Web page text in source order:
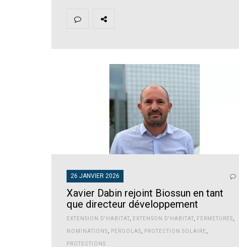
26 JANVIER 2026
Xavier Dabin rejoint Biossun en tant
que directeur développement
EXTENSION D'HABITAT EXTENSON D'HABITAT FERMETURES
NOMINATIONS PERGOLAS PROTECTION SOLAIRE
PROTECTIONS